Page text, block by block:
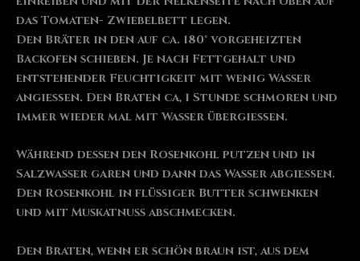
das Tomaten- Zwiebelbett legen.
Den Bräter in den auf ca. 180° vorgeheizten
Backofen schieben. Je nach Fettgehalt und
entstehender Feuchtigkeit mit wenig Wasser
angießen. Den Braten ca, 1 Stunde schmoren und
immer wieder mal mit Wasser übergießen.
Während dessen den Rosenkohl putzen und in
Salzwasser garen und dann das Wasser abgießen.
Den Rosenkohl in flüssiger Butter schwenken
und mit Muskatnuss abschmecken.
Den Braten, wenn er schön braun ist, aus dem